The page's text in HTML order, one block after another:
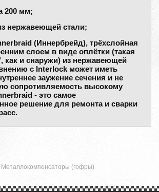
200 мм;
нержавеющей стали;
(Иннербрейд), трёхслойная
слоем в виде оплётки (такая
как и снаружи) из нержавеющей
с Interlock может иметь
заужение сечения и не
сопротивляемость высокому
- это самое
решение для ремонта и сварки
Металлокомпенсаторы (гофры)